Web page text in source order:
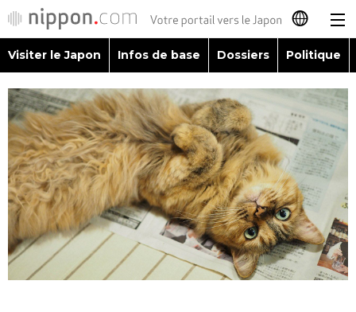
日本語
English
简体字
繁體字
Español
العربية
Visiter le Japon
Infos de base
Dossiers
Visiter le Japon Infos de base Dossiers Politique